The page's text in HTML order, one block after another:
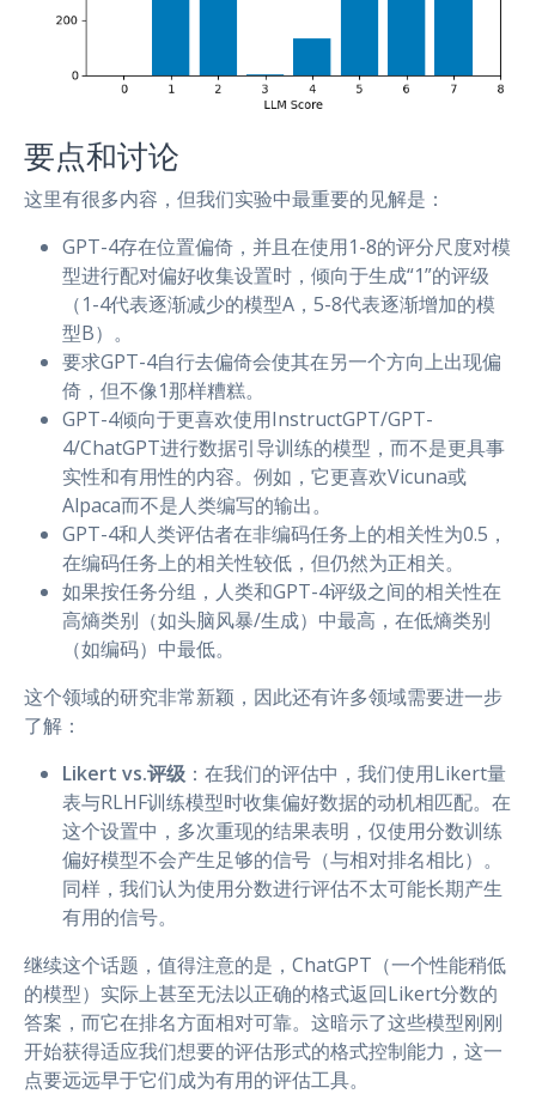
要点和讨论
这里有很多内容，但我们实验中最重要的见解是：
GPT-4存在位置偏倚，并且在使用1-8的评分尺度对模
型进行配对偏好收集设置时，倾向于生成“1”的评级
（1-4代表逐渐减少的模型A，5-8代表逐渐增加的模
型B）。
要求GPT-4自行去偏倚会使其在另一个方向上出现偏
倚，但不像1那样糟糕。
GPT-4倾向于更喜欢使用InstructGPT/GPT-
4/ChatGPT进行数据引导训练的模型，而不是更具事
实性和有用性的内容。例如，它更喜欢Vicuna或
Alpaca而不是人类编写的输出。
GPT-4和人类评估者在非编码任务上的相关性为0.5，
在编码任务上的相关性较低，但仍然为正相关。
如果按任务分组，人类和GPT-4评级之间的相关性在
高熵类别（如头脑风暴/生成）中最高，在低熵类别
（如编码）中最低。
这个领域的研究非常新颖，因此还有许多领域需要进一步
了解：
Likert vs.评级 ：在我们的评估中，我们使用Likert量
表与RLHF训练模型时收集偏好数据的动机相匹配。在
这个设置中，多次重现的结果表明，仅使用分数训练
偏好模型不会产生足够的信号（与相对排名相比）。
同样，我们认为使用分数进行评估不太可能长期产生
有用的信号。
继续这个话题，值得注意的是，ChatGPT（一个性能稍低
的模型）实际上甚至无法以正确的格式返回Likert分数的
答案，而它在排名方面相对可靠。这暗示了这些模型刚刚
开始获得适应我们想要的评估形式的格式控制能力，这一
点要远远早于它们成为有用的评估工具。